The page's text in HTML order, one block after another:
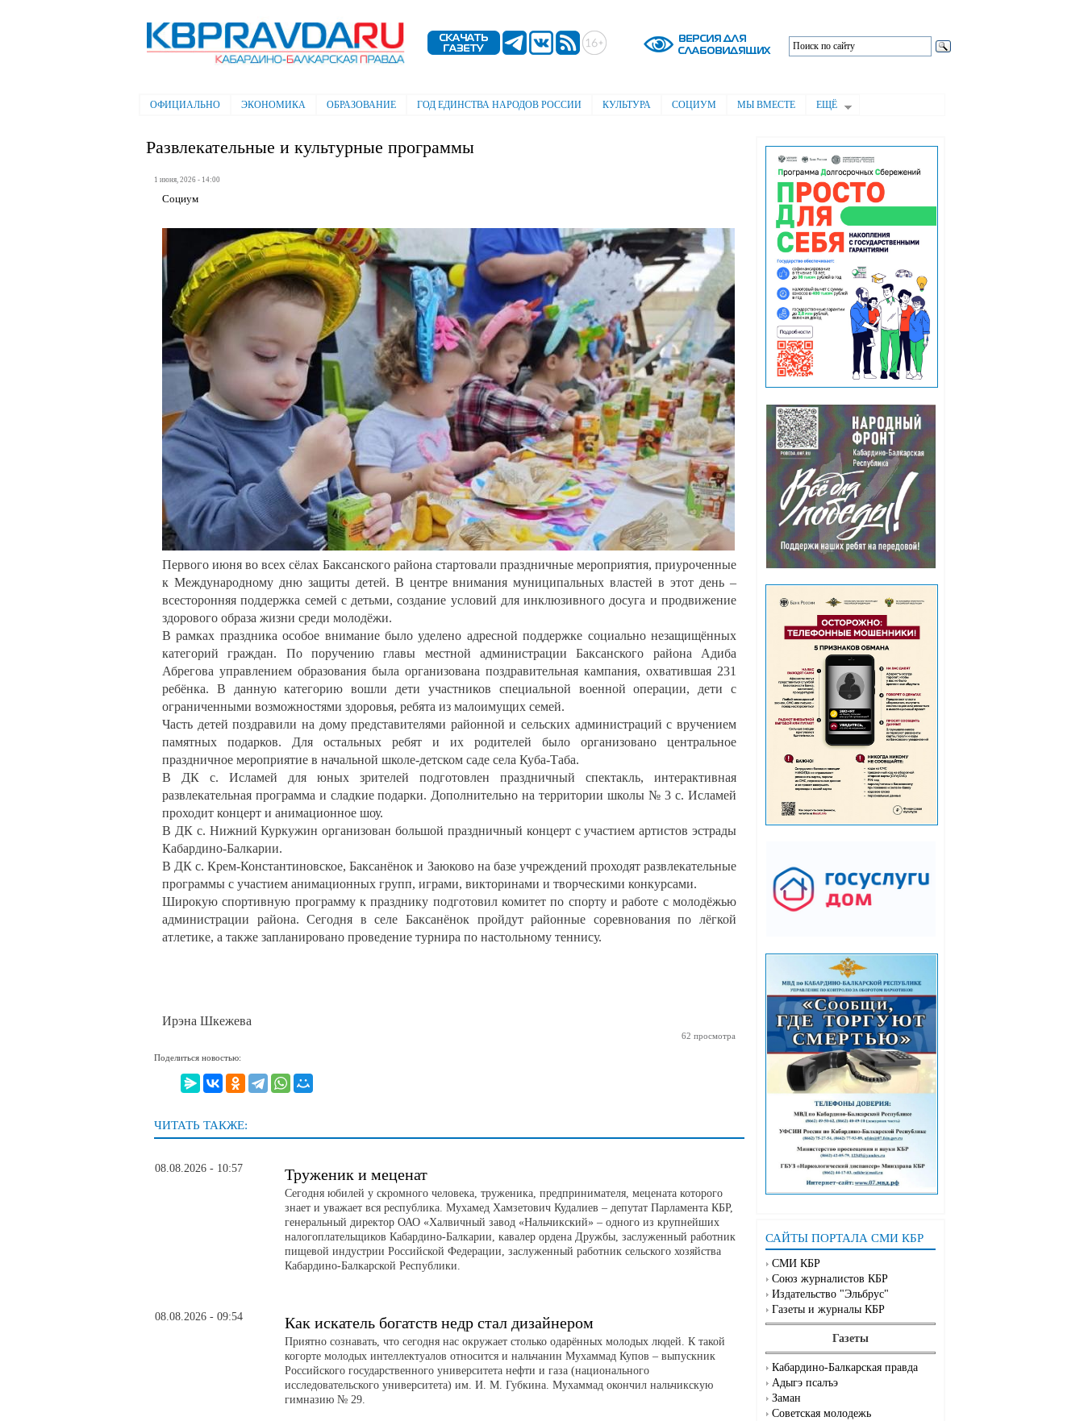
содержанию
Электронная газета "Кабардино-
Балкарская правда"
Главное меню
ОФИЦИАЛЬНО ЭКОНОМИКА ОБРАЗОВАНИЕ ГОД ЕДИНСТВА НАРОДОВ РОССИИ КУЛЬТУРА СОЦИУМ МЫ ВМЕСТЕ ЕЩЁ
САЙТЫ ПОРТАЛА СМИ КБР
СМИ КБР
Союз журналистов КБР
Издательство "Эльбрус"
Газеты и журналы КБР
Газеты
Кабардино-Балкарская правда
Адыгэ псалъэ
Заман
Советская молодежь
Развлекательные и культурные программы
1 июня, 2026 - 14:00
Социум
Первого июня во всех сёлах Баксанского района стартовали праздничные мероприятия, приуроченные
к Международному дню защиты детей. В центре внимания муниципальных властей в этот день –
всесторонняя поддержка семей с детьми, создание условий для инклюзивного досуга и продвижение
здорового образа жизни среди молодёжи.
В рамках праздника особое внимание было уделено адресной поддержке социально незащищённых
категорий граждан. По поручению главы местной администрации Баксанского района Адиба
Абрегова управлением образования была организована поздравительная кампания, охватившая 231
ребёнка. В данную категорию вошли дети участников специальной военной операции, дети с
ограниченными возможностями здоровья, ребята из малоимущих семей.
Часть детей поздравили на дому представителями районной и сельских администраций с вручением
памятных подарков. Для остальных ребят и их родителей было организовано центральное
праздничное мероприятие в начальной школе-детском саде села Куба-Таба.
В ДК с. Исламей для юных зрителей подготовлен праздничный спектакль, интерактивная
развлекательная программа и сладкие подарки. Дополнительно на территории школы № 3 с. Исламей
проходит концерт и анимационное шоу.
В ДК с. Нижний Куркужин организован большой праздничный концерт с участием артистов эстрады
Кабардино-Балкарии.
В ДК с. Крем-Константиновское, Баксанёнок и Заюково на базе учреждений проходят развлекательные
программы с участием анимационных групп, играми, викторинами и творческими конкурсами.
Широкую спортивную программу к празднику подготовил комитет по спорту и работе с молодёжью
администрации района. Сегодня в селе Баксанёнок пройдут районные соревнования по лёгкой
атлетике, а также запланировано проведение турнира по настольному теннису.
Ирэна Шкежева
62 просмотра
Поделиться новостью:
ЧИТАТЬ ТАКЖЕ:
08.08.2026 - 10:57 Труженик и меценат
Сегодня юбилей у скромного человека, труженика, предпринимателя, мецената которого
знает и уважает вся республика. Мухамед Хамзетович Кудалиев – депутат Парламента КБР,
генеральный директор ОАО «Халвичный завод «Нальчикский» – одного из крупнейших
налогоплательщиков Кабардино-Балкарии, кавалер ордена Дружбы, заслуженный работник
пищевой индустрии Российской Федерации, заслуженный работник сельского хозяйства
Кабардино-Балкарской Республики.
08.08.2026 - 09:54 Как искатель богатств недр стал дизайнером
Приятно сознавать, что сегодня нас окружает столько одарённых молодых людей. К такой
когорте молодых интеллектуалов относится и нальчанин Мухаммад Купов – выпускник
Российского государственного университета нефти и газа (национального
исследовательского университета) им. И. М. Губкина. Мухаммад окончил нальчикскую
гимназию № 29.